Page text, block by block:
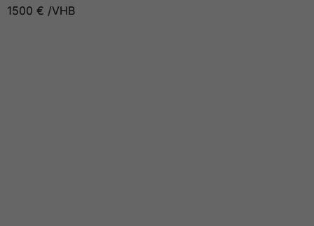
1500 € /VHB